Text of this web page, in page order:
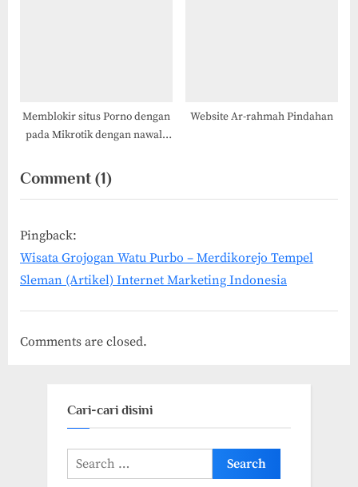
Memblokir situs Porno dengan
pada Mikrotik dengan nawala
Website Ar-rahmah Pindahan
Comment (1)on
“Menambahkan
di
Google
Pingback:
Wisata Grojogan Watu Purbo – Merdikorejo Tempel
Sleman (Artikel) Internet Marketing Indonesia
Comments are closed.
Cari-cari disini
Search
for: